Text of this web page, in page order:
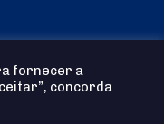
fornecer a
concorda